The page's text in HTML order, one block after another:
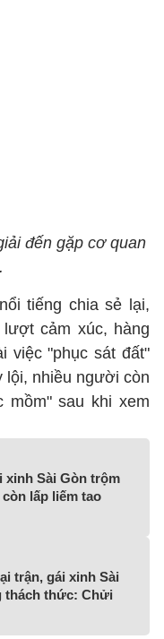
đến gặp cơ quan
tiếng chia sẻ lại,
cảm xúc, hàng
việc "phục sát đất"
lội, nhiều người còn
mồm" sau khi xem
xinh Sài Gòn trộm
lấp liếm tao
trận, gái xinh Sài
thách thức: Chửi